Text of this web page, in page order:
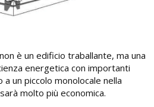
è un edificio traballante, ma una
energetica con importanti
un piccolo monolocale nella
molto più economica.